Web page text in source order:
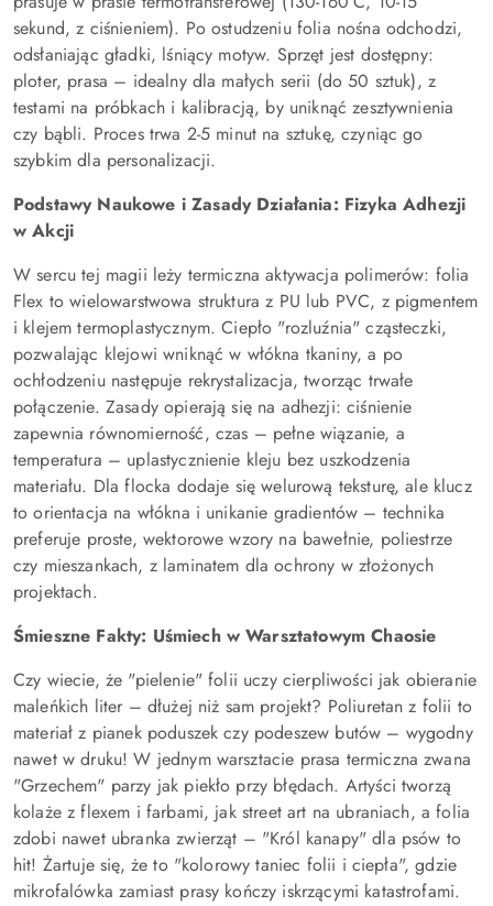
sekund, z ciśnieniem). Po ostudzeniu folia nośna odchodzi,
odsłaniając gładki, lśniący motyw. Sprzęt jest dostępny:
ploter, prasa – idealny dla małych serii (do 50 sztuk), z
testami na próbkach i kalibracją, by uniknąć zesztywnienia
czy bąbli. Proces trwa 2-5 minut na sztukę, czyniąc go
szybkim dla personalizacji.
Podstawy Naukowe i Zasady Działania: Fizyka Adhezji
w Akcji
W sercu tej magii leży termiczna aktywacja polimerów: folia
Flex to wielowarstwowa struktura z PU lub PVC, z pigmentem
i klejem termoplastycznym. Ciepło "rozluźnia" cząsteczki,
pozwalając klejowi wniknąć w włókna tkaniny, a po
ochłodzeniu następuje rekrystalizacja, tworząc trwałe
połączenie. Zasady opierają się na adhezji: ciśnienie
zapewnia równomierność, czas – pełne wiązanie, a
temperatura – uplastycznienie kleju bez uszkodzenia
materiału. Dla flocka dodaje się welurową teksturę, ale klucz
to orientacja na włókna i unikanie gradientów – technika
preferuje proste, wektorowe wzory na bawełnie, poliestrze
czy mieszankach, z laminatem dla ochrony w złożonych
projektach.
Śmieszne Fakty: Uśmiech w Warsztatowym Chaosie
Czy wiecie, że "pielenie" folii uczy cierpliwości jak obieranie
maleńkich liter – dłużej niż sam projekt? Poliuretan z folii to
materiał z pianek poduszek czy podeszew butów – wygodny
nawet w druku! W jednym warsztacie prasa termiczna zwana
"Grzechem" parzy jak piekło przy błędach. Artyści tworzą
kolaże z flexem i farbami, jak street art na ubraniach, a folia
zdobi nawet ubranka zwierząt – "Król kanapy" dla psów to
hit! Żartuje się, że to "kolorowy taniec folii i ciepła", gdzie
mikrofalówka zamiast prasy kończy iskrzącymi katastrofami.